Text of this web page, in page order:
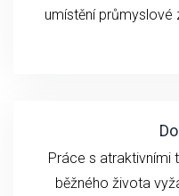
umístění průmyslové
Práce s atraktivními
běžného života